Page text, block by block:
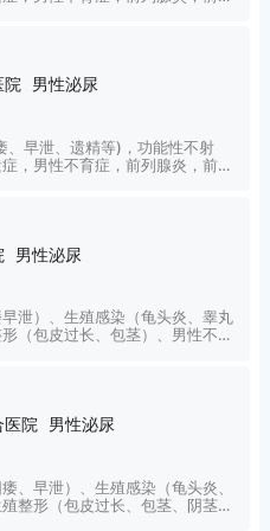
院
男性泌尿
、早泄、遗精等)，功能性不射
，男性不育症，前列腺炎，前列
男性泌尿
泄）、生殖感染（龟头炎、睾丸
（包皮过长、包茎）、男性不
医院
男性泌尿
、早泄）、生殖感染（龟头炎、
整形（包皮过长、包茎、阴茎延